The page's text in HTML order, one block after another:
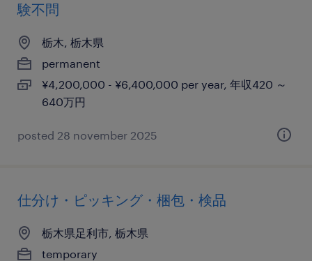
験不問
栃木, 栃木県
permanent
¥4,200,000 - ¥6,400,000 per year, 年収420 ～
640万円
posted 28 november 2025
仕分け・ピッキング・梱包・検品
栃木県足利市, 栃木県
temporary